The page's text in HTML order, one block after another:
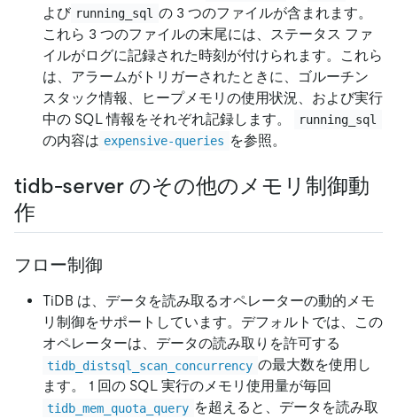
よび running_sql の 3 つのファイルが含まれます。
これら 3 つのファイルの末尾には、ステータス ファ
イルがログに記録された時刻が付けられます。これら
は、アラームがトリガーされたときに、ゴルーチン
スタック情報、ヒープメモリの使用状況、および実行
中の SQL 情報をそれぞれ記録します。
running_sql
の内容は expensive-queries を参照。
tidb-server のその他のメモリ制御動
作
フロー制御
TiDB は、データを読み取るオペレーターの動的メモ
リ制御をサポートしています。デフォルトでは、この
オペレーターは、データの読み取りを許可する
tidb_distsql_scan_concurrency の最大数を使用し
ます。 1 回の SQL 実行のメモリ使用量が毎回
tidb_mem_quota_query を超えると、データを読み取